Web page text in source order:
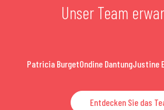
Unser Team
Patricia BurgetOndine DantungJustine
Entdecken Sie das